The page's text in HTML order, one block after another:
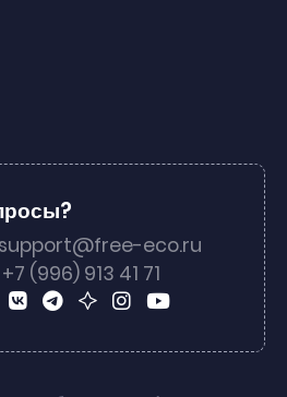
support@free-eco.ru
+7 (996) 913 41 71